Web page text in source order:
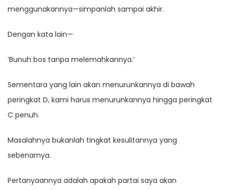
menggunakannya—simpanlah sampai akhir.
Dengan kata lain—
‘Bunuh bos tanpa melemahkannya.’
Sementara yang lain akan menurunkannya di bawah
peringkat D, kami harus menurunkannya hingga peringkat
C penuh.
Masalahnya bukanlah tingkat kesulitannya yang
sebenarnya.
Pertanyaannya adalah apakah partai saya akan